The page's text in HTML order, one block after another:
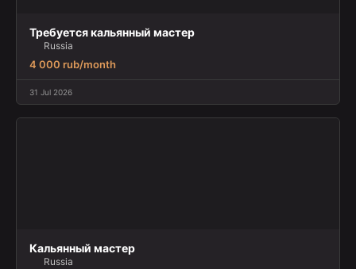
Требуется кальянный мастер
Russia
4 000 rub/month
31 Jul 2026
Кальянный мастер
Russia